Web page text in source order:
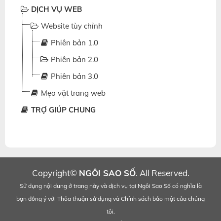
DỊCH VỤ WEB
Website tùy chỉnh
Phiên bản 1.0
Phiên bản 2.0
Phiên bản 3.0
Mẹo vặt trang web
TRỢ GIÚP CHUNG
Copyright© NGÔI SAO SỐ. All Reserved.
Sử dụng nội dung ở trang này và dịch vụ tại Ngôi Sao Số có nghĩa là
bạn đồng ý với Thỏa thuận sử dụng và Chính sách bảo mật của chúng
tôi.